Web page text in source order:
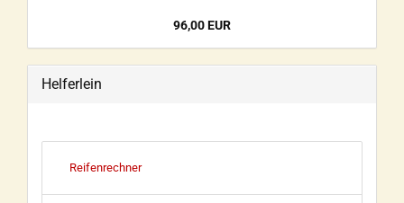
96,00 EUR
Helferlein
Reifenrechner